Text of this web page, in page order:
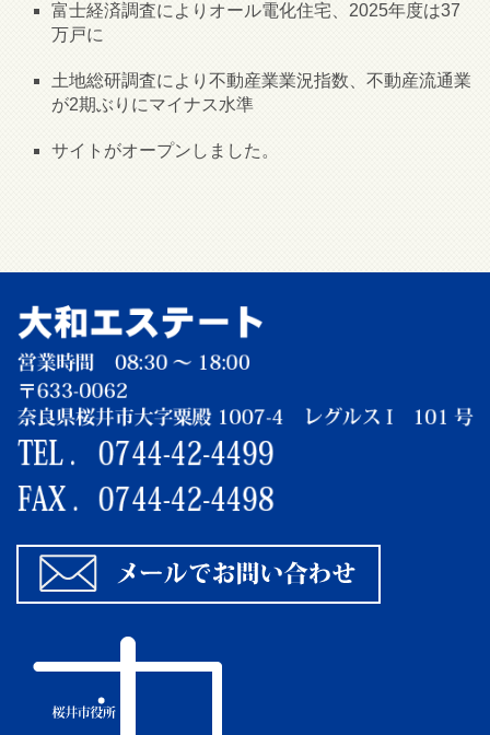
富士経済調査によりオール電化住宅、2025年度は37
万戸に
土地総研調査により不動産業業況指数、不動産流通業
が2期ぶりにマイナス水準
サイトがオープンしました。